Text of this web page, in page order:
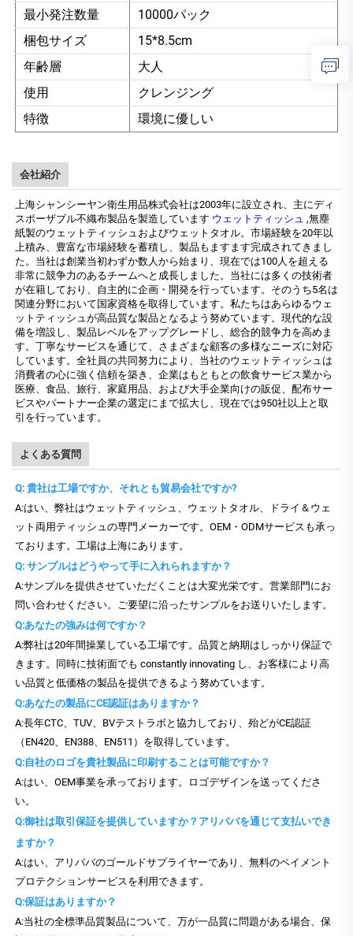
最小発注数量
10000パック
梱包サイズ
15*8.5cm
年齢層
大人
使用
クレンジング
特徴
環境に優しい
会社紹介
上海シャンシーヤン衛生用品株式会社は2003年に設立され、主にディ
スポーザブル不織布製品を製造しています ウェットティッシュ ,無塵
紙製のウェットティッシュおよびウェットタオル。市場経験を20年以
上積み、豊富な市場経験を蓄積し、製品もますます完成されてきまし
た。当社は創業当初わずか数人から始まり、現在では100人を超える
非常に競争力のあるチームへと成長しました。当社には多くの技術者
が在籍しており、自主的に企画・開発を行っています。そのうち5名は
関連分野において国家資格を取得しています。私たちはあらゆるウェ
ットティッシュが高品質な製品となるよう努めています。現代的な設
備を増設し、製品レベルをアップグレードし、総合的競争力を高めま
す。丁寧なサービスを通じて、さまざまな顧客の多様なニーズに対応
しています。全社員の共同努力により、当社のウェットティッシュは
消費者の心に強く信頼を築き、企業はもともとの飲食サービス業から
医療、食品、旅行、家庭用品、および大手企業向けの販促、配布サー
ビスやパートナー企業の選定にまで拡大し、現在では950社以上と取
引を行っています。
よくある質問
Q: 貴社は工場ですか、それとも貿易会社ですか?
A:はい、弊社はウェットティッシュ、ウェットタオル、ドライ＆ウェ
ット両用ティッシュの専門メーカーです。OEM・ODMサービスも承っ
ております。工場は上海にあります。
Q: サンプルはどうやって手に入れられますか？
A:サンプルを提供させていただくことは大変光栄です。営業部門にお
問い合わせください。ご要望に沿ったサンプルをお送りいたします。
Q:あなたの強みは何ですか？
A:弊社は20年間操業している工場です。品質と納期はしっかり保証で
きます。同時に技術面でも constantly innovating し、お客様により高
い品質と低価格の製品を提供できるよう努めています。
Q:あなたの製品にCE認証はありますか？
A:長年CTC、TUV、BVテストラボと協力しており、殆どがCE認証
（EN420、EN388、EN511）を取得しています。
Q:自社のロゴを貴社製品に印刷することは可能ですか？
A:はい、OEM事業を承っております。ロゴデザインを送ってくださ
い。
Q:御社は取引保証を提供していますか？アリババを通じて支払いでき
ますか？
A:はい、アリババのゴールドサプライヤーであり、無料のペイメント
プロテクションサービスを利用できます。
Q:保証はありますか？
A:当社の全標準品質製品について、万が一品質に問題がある場合、保